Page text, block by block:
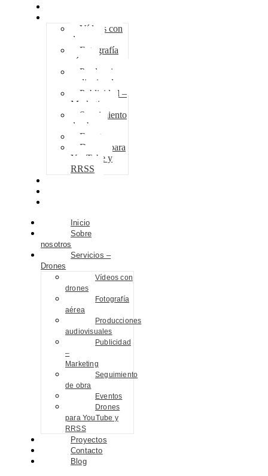
Vídeos con
drones
Fotografía
aérea
Producciones
audiovisuales
Publicidad –
Marketing
Seguimiento
de obra
Eventos
Drones para
YouTube y
RRSS
Inicio
Sobre
nosotros
Servicios –
Drones
Vídeos con
drones
Fotografía
aérea
Producciones
audiovisuales
Publicidad
–
Marketing
Seguimiento
de obra
Eventos
Drones
para YouTube y
RRSS
Proyectos
Contacto
Blog